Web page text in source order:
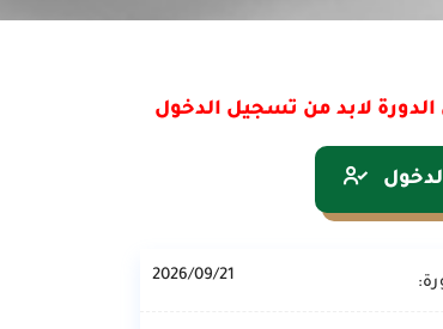
لابد من تسجيل الدخول
2026/09/21